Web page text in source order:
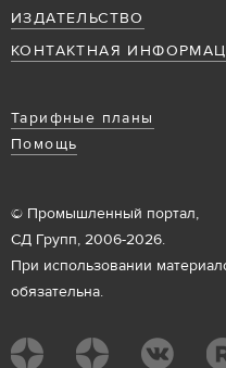
ИЗДАТЕЛЬСТВО
КОНТАКТНАЯ
Тарифные планы
Помощь
© Промышленный портал,
СД Групп, 2006-2026.
При использовании
обязательна.